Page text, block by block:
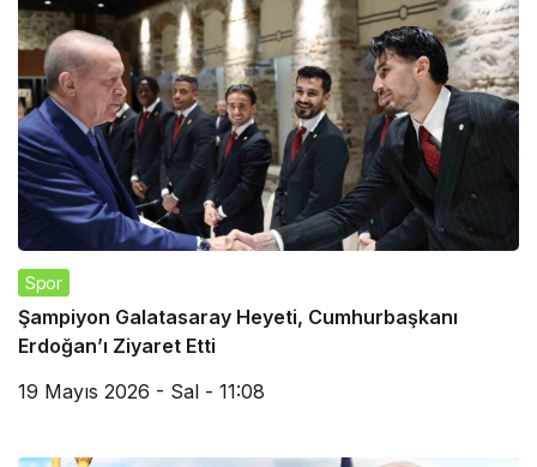
Spor
Şampiyon Galatasaray Heyeti, Cumhurbaşkanı
Erdoğan’ı Ziyaret Etti
19 Mayıs 2026 - Sal - 11:08